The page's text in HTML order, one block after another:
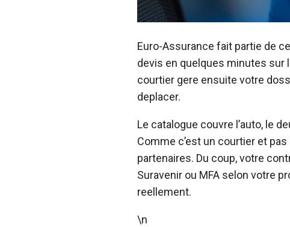
Euro-Assurance fait partie de
devis en quelques minutes sur
courtier gere ensuite votre
deplacer.
Le catalogue couvre l’auto, le
Comme c’est un courtier et
partenaires. Du coup, votre
Suravenir ou MFA selon votre
reellement.
\n